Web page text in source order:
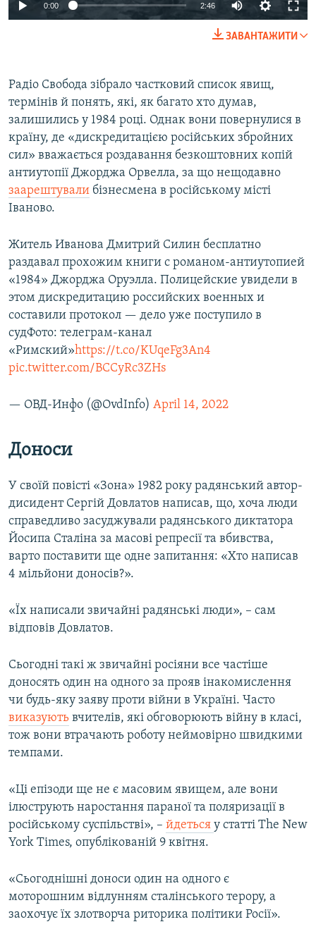
720p 1080p
0:00 2:46
720p
1080p
ЗАВАНТАЖИТИ
Радіо Свобода зібрало частковий список явищ,
термінів й понять, які, як багато хто думав,
залишились у 1984 році. Однак вони повернулися в
країну, де «дискредитацією російських збройних
сил» вважається роздавання безкоштовних копій
антиутопії Джорджа Орвелла, за що нещодавно
заарештували бізнесмена в російському місті
Іваново.
Житель Иванова Дмитрий Силин бесплатно
раздавал прохожим книги с романом-антиутопией
«1984» Джорджа Оруэлла. Полицейские увидели в
этом дискредитацию российских военных и
составили протокол — дело уже поступило в
судФото: телеграм-канал
«Римский»https://t.co/KUqeFg3An4
pic.twitter.com/BCCyRc3ZHs
— ОВД-Инфо (@OvdInfo) April 14, 2022
Доноси
У своїй повісті «Зона» 1982 року радянський автор-
дисидент Сергій Довлатов написав, що, хоча люди
справедливо засуджували радянського диктатора
Йосипа Сталіна за масові репресії та вбивства,
варто поставити ще одне запитання: «Хто написав
4 мільйони доносів?».
«Їх написали звичайні радянські люди», – сам
відповів Довлатов.
Сьогодні такі ж звичайні росіяни все частіше
доносять один на одного за прояв інакомислення
чи будь-яку заяву проти війни в Україні. Часто
виказують вчителів, які обговорюють війну в класі,
тож вони втрачають роботу неймовірно швидкими
темпами.
«Ці епізоди ще не є масовим явищем, але вони
ілюструють наростання параної та поляризації в
російському суспільстві», – йдеться у статті The New
York Times, опублікованій 9 квітня.
«Сьогоднішні доноси один на одного є
моторошним відлунням сталінського терору, а
заохочує їх злотворча риторика політики Росії».